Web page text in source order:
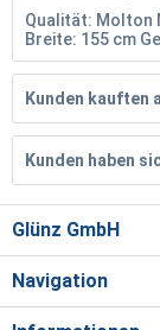
Qualität: Molton
Breite: 155 cm
Kunden kauften
Kunden haben
Glünz GmbH
Navigation